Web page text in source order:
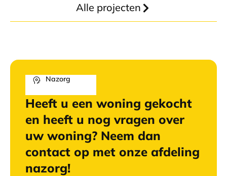
Alle projecten
Nazorg
Heeft u een woning gekocht
en heeft u nog vragen over
uw woning? Neem dan
contact op met onze afdeling
nazorg!